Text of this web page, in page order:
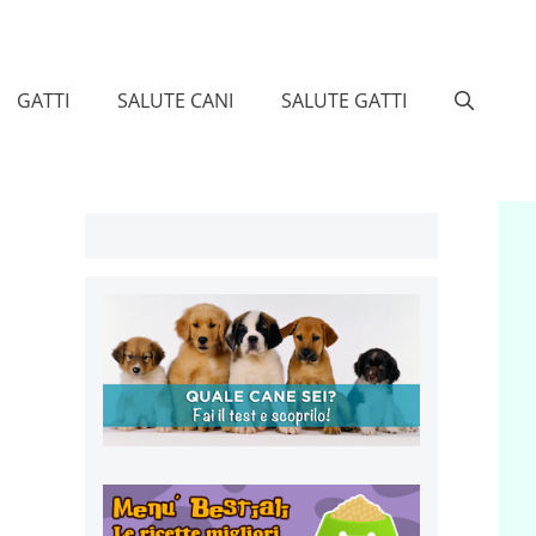
GATTI SALUTE CANI SALUTE GATTI